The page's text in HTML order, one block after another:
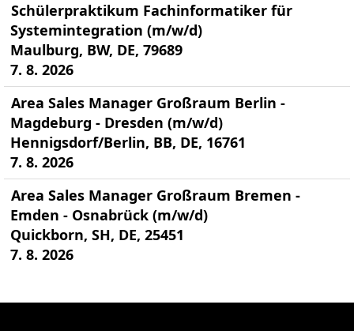
Schülerpraktikum Fachinformatiker für
Systemintegration (m/w/d)
Maulburg, BW, DE, 79689
7. 8. 2026
Area Sales Manager Großraum Berlin -
Magdeburg - Dresden (m/w/d)
Hennigsdorf/Berlin, BB, DE, 16761
7. 8. 2026
Area Sales Manager Großraum Bremen -
Emden - Osnabrück (m/w/d)
Quickborn, SH, DE, 25451
7. 8. 2026